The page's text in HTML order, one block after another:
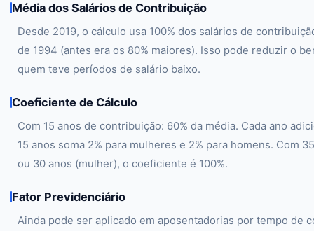
Média dos Salários de Contribuição
Desde 2019, o cálculo usa 100% dos salários de
de 1994 (antes era os 80% maiores). Isso pode reduzir o
quem teve períodos de salário baixo.
Coeficiente de Cálculo
Com 15 anos de contribuição: 60% da média. Cada ano
15 anos soma 2% para mulheres e 2% para homens. Com
ou 30 anos (mulher), o coeficiente é 100%.
Fator Previdenciário
Ainda pode ser aplicado em aposentadorias por tempo de